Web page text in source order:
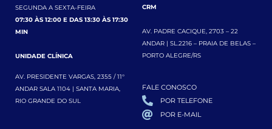
SEGUNDA A SEXTA-FEIRA
07:30 ÀS 12:00 E DAS 13:30 ÀS 17:30
MIN
UNIDADE CLÍNICA
AV. PRESIDENTE VARGAS, 2355 / 11°
ANDAR SALA 1104 | SANTA MARIA,
RIO GRANDE DO SUL
CRM
AV. PADRE CACIQUE, 2703 – 22
ANDAR | SL.2216 – PRAIA DE BELAS –
PORTO ALEGRE/RS
FALE CONOSCO
POR TELEFONE
POR E-MAIL